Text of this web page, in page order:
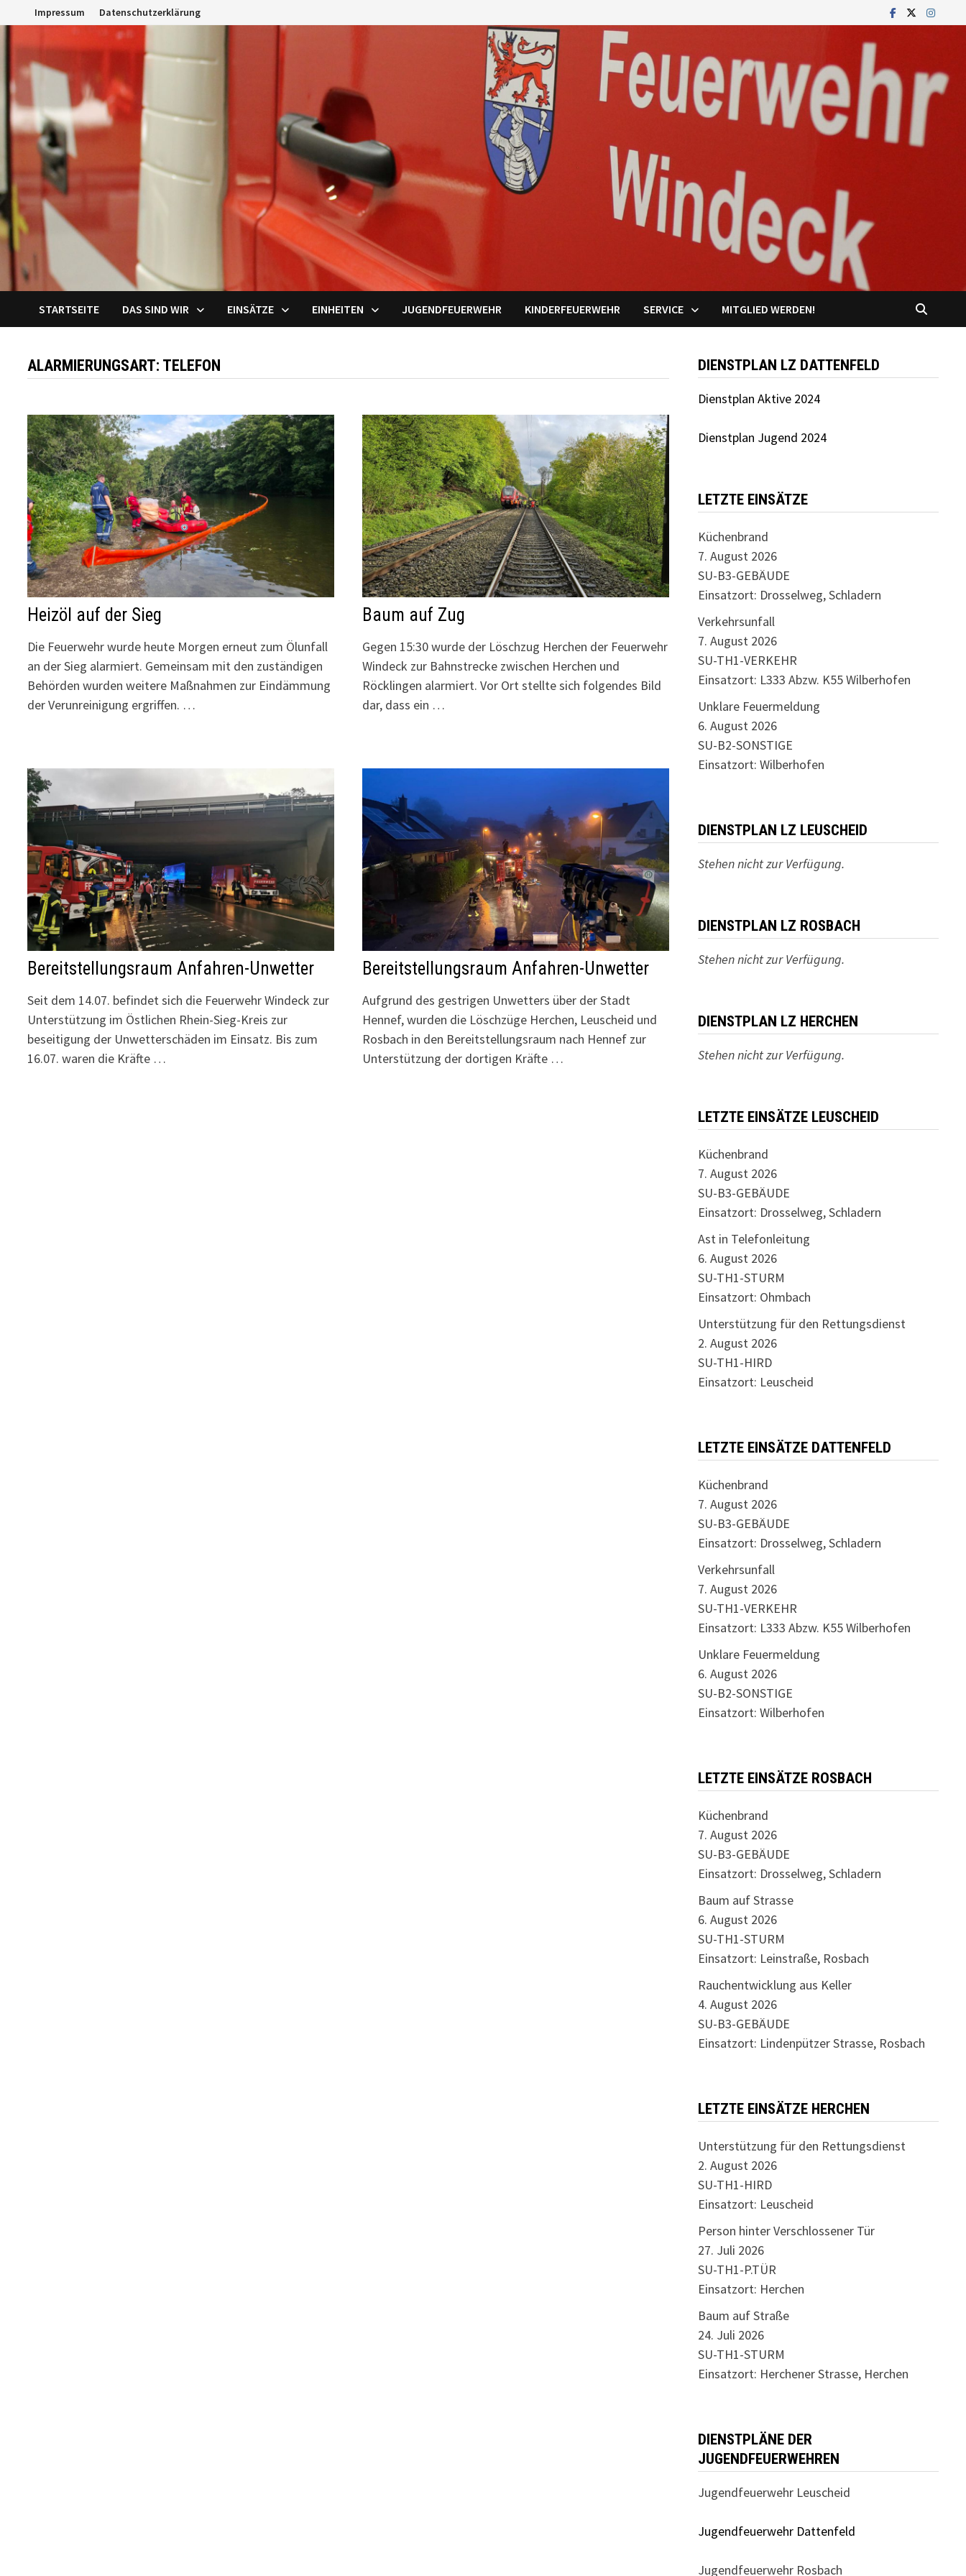
Inhalt
springen
Impressum Datenschutzerklärung
STARTSEITE DAS SIND WIR EINSÄTZE EINHEITEN JUGENDFEUERWEHR KINDERFEUERWEHR SERVICE MITGLIED WERDEN!
ALARMIERUNGSART: TELEFON
Heizöl auf der Sieg
Die Feuerwehr wurde heute Morgen erneut zum Ölunfall
an der Sieg alarmiert. Gemeinsam mit den zuständigen
Behörden wurden weitere Maßnahmen zur Eindämmung
der Verunreinigung ergriffen. …
Baum auf Zug
Gegen 15:30 wurde der Löschzug Herchen der Feuerwehr
Windeck zur Bahnstrecke zwischen Herchen und
Röcklingen alarmiert. Vor Ort stellte sich folgendes Bild
dar, dass ein …
Bereitstellungsraum Anfahren-Unwetter
Seit dem 14.07. befindet sich die Feuerwehr Windeck zur
Unterstützung im Östlichen Rhein-Sieg-Kreis zur
beseitigung der Unwetterschäden im Einsatz. Bis zum
16.07. waren die Kräfte …
Bereitstellungsraum Anfahren-Unwetter
Aufgrund des gestrigen Unwetters über der Stadt
Hennef, wurden die Löschzüge Herchen, Leuscheid und
Rosbach in den Bereitstellungsraum nach Hennef zur
Unterstützung der dortigen Kräfte …
DIENSTPLAN LZ DATTENFELD
Dienstplan Aktive 2024
Dienstplan Jugend 2024
LETZTE EINSÄTZE
Küchenbrand
7. August 2026
SU-B3-GEBÄUDE
Einsatzort: Drosselweg, Schladern
Verkehrsunfall
7. August 2026
SU-TH1-VERKEHR
Einsatzort: L333 Abzw. K55 Wilberhofen
Unklare Feuermeldung
6. August 2026
SU-B2-SONSTIGE
Einsatzort: Wilberhofen
DIENSTPLAN LZ LEUSCHEID
Stehen nicht zur Verfügung.
DIENSTPLAN LZ ROSBACH
Stehen nicht zur Verfügung.
DIENSTPLAN LZ HERCHEN
Stehen nicht zur Verfügung.
LETZTE EINSÄTZE LEUSCHEID
Küchenbrand
7. August 2026
SU-B3-GEBÄUDE
Einsatzort: Drosselweg, Schladern
Ast in Telefonleitung
6. August 2026
SU-TH1-STURM
Einsatzort: Ohmbach
Unterstützung für den Rettungsdienst
2. August 2026
SU-TH1-HIRD
Einsatzort: Leuscheid
LETZTE EINSÄTZE DATTENFELD
Küchenbrand
7. August 2026
SU-B3-GEBÄUDE
Einsatzort: Drosselweg, Schladern
Verkehrsunfall
7. August 2026
SU-TH1-VERKEHR
Einsatzort: L333 Abzw. K55 Wilberhofen
Unklare Feuermeldung
6. August 2026
SU-B2-SONSTIGE
Einsatzort: Wilberhofen
LETZTE EINSÄTZE ROSBACH
Küchenbrand
7. August 2026
SU-B3-GEBÄUDE
Einsatzort: Drosselweg, Schladern
Baum auf Strasse
6. August 2026
SU-TH1-STURM
Einsatzort: Leinstraße, Rosbach
Rauchentwicklung aus Keller
4. August 2026
SU-B3-GEBÄUDE
Einsatzort: Lindenpützer Strasse, Rosbach
LETZTE EINSÄTZE HERCHEN
Unterstützung für den Rettungsdienst
2. August 2026
SU-TH1-HIRD
Einsatzort: Leuscheid
Person hinter Verschlossener Tür
27. Juli 2026
SU-TH1-P.TÜR
Einsatzort: Herchen
Baum auf Straße
24. Juli 2026
SU-TH1-STURM
Einsatzort: Herchener Strasse, Herchen
DIENSTPLÄNE DER
JUGENDFEUERWEHREN
Jugendfeuerwehr Leuscheid
Jugendfeuerwehr Dattenfeld
Jugendfeuerwehr Rosbach